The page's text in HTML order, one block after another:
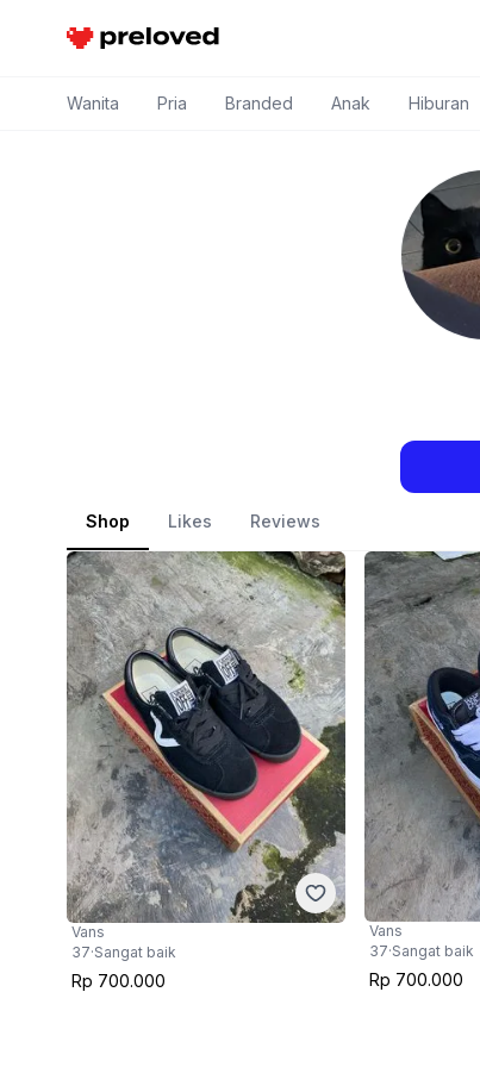
Preloved Indonesia
Wanita Pria Branded Anak Hiburan
Shop Likes Reviews
Vans
37·Sangat baik
Rp 700.000
Vans
37·Sangat baik
Rp 700.000